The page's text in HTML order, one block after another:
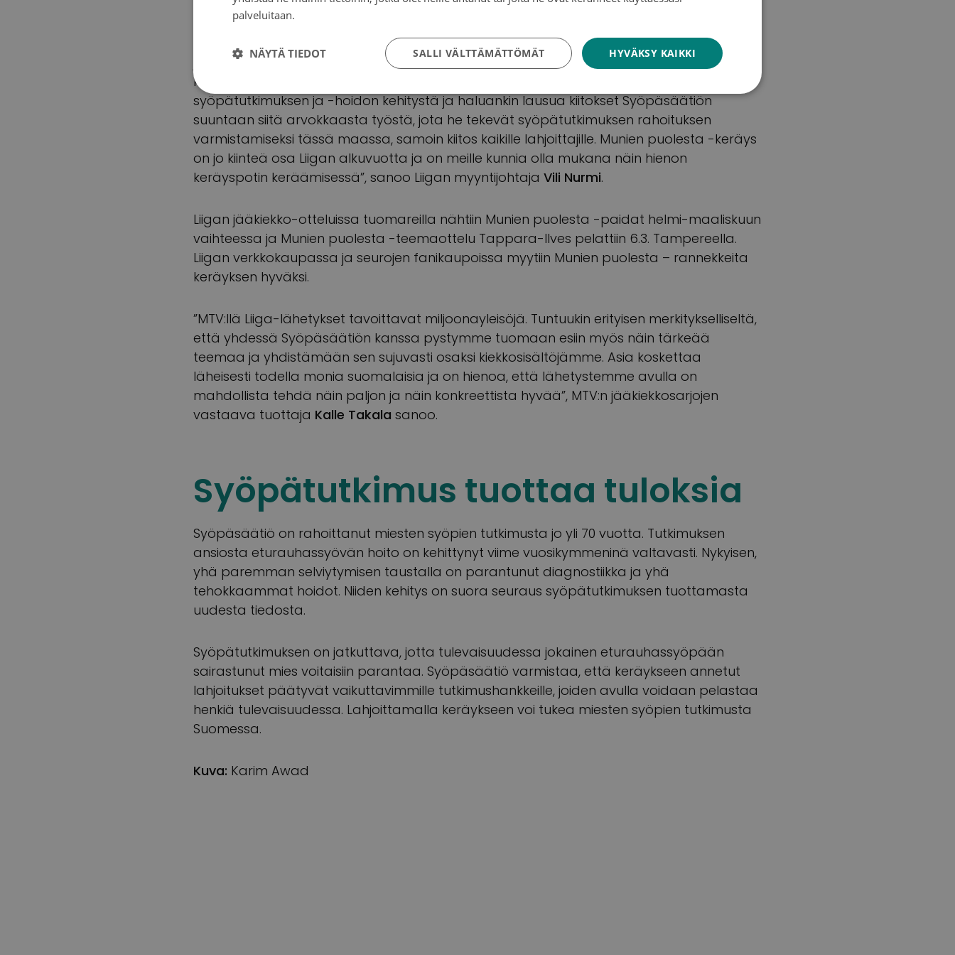
”Olimme nyt kolmatta vuotta mukana Munien puolesta -keräyksessä. Seurat, Liiga ja
jääkiekko koskettaa suomalaisia erityisellä tavalla, mutta niin koskettaa valitettavasti
kasvavissa määrin myös syöpä. Haluamme olla osaltamme auttamassa suomalaisen
syöpätutkimuksen ja -hoidon kehitystä ja haluankin lausua kiitokset Syöpäsäätiön
suuntaan siitä arvokkaasta työstä, jota he tekevät syöpätutkimuksen rahoituksen
varmistamiseksi tässä maassa, samoin kiitos kaikille lahjoittajille. Munien puolesta -keräys
on jo kiinteä osa Liigan alkuvuotta ja on meille kunnia olla mukana näin hienon
keräyspotin keräämisessä”, sanoo Liigan myyntijohtaja Vili Nurmi.
Liigan jääkiekko-otteluissa tuomareilla nähtiin Munien puolesta -paidat helmi-maaliskuun
vaihteessa ja Munien puolesta -teemaottelu Tappara-Ilves pelattiin 6.3. Tampereella.
Liigan verkkokaupassa ja seurojen fanikaupoissa myytiin Munien puolesta – rannekkeita
keräyksen hyväksi.
”MTV:llä Liiga-lähetykset tavoittavat miljoonayleisöjä. Tuntuukin erityisen merkitykselliseltä,
että yhdessä Syöpäsäätiön kanssa pystymme tuomaan esiin myös näin tärkeää
teemaa ja yhdistämään sen sujuvasti osaksi kiekkosisältöjämme. Asia koskettaa
läheisesti todella monia suomalaisia ja on hienoa, että lähetystemme avulla on
mahdollista tehdä näin paljon ja näin konkreettista hyvää”, MTV:n jääkiekkosarjojen
vastaava tuottaja Kalle Takala sanoo.
Syöpätutkimus tuottaa tuloksia
Syöpäsäätiö on rahoittanut miesten syöpien tutkimusta jo yli 70 vuotta. Tutkimuksen
ansiosta eturauhassyövän hoito on kehittynyt viime vuosikymmeninä valtavasti. Nykyisen,
yhä paremman selviytymisen taustalla on parantunut diagnostiikka ja yhä
tehokkaammat hoidot. Niiden kehitys on suora seuraus syöpätutkimuksen tuottamasta
uudesta tiedosta.
Syöpätutkimuksen on jatkuttava, jotta tulevaisuudessa jokainen eturauhassyöpään
sairastunut mies voitaisiin parantaa. Syöpäsäätiö varmistaa, että keräykseen annetut
lahjoitukset päätyvät vaikuttavimmille tutkimushankkeille, joiden avulla voidaan pelastaa
henkiä tulevaisuudessa. Lahjoittamalla keräykseen voi tukea miesten syöpien tutkimusta
Suomessa.
Kuva: Karim Awad
palveluitaan.
HYVÄKSY KAIKKI
SALLI VÄLTTÄMÄTTÖMÄT
NÄYTÄ TIEDOT